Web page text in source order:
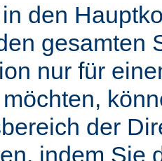
den
gesamten
nur für
der
indem Sie